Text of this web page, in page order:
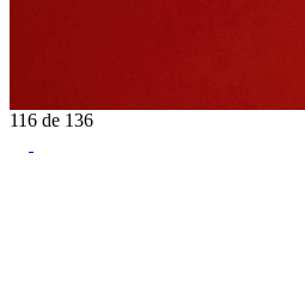
116 de 136